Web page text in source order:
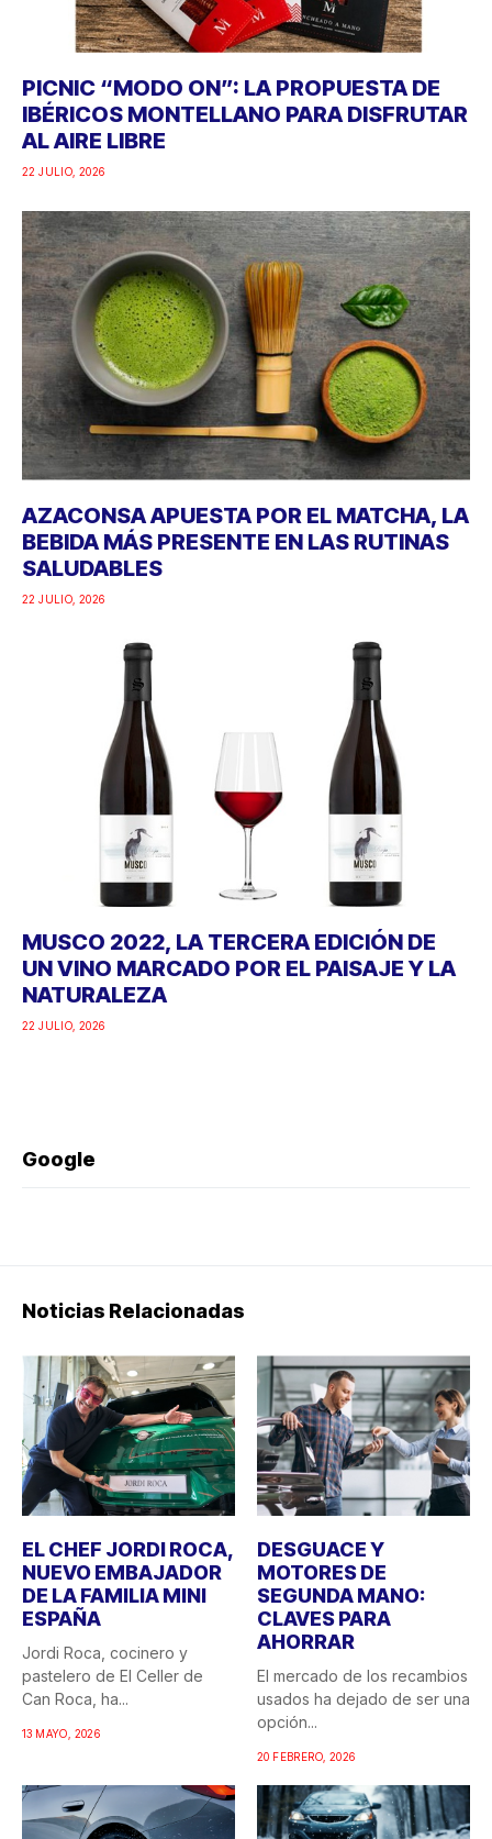
PICNIC “MODO ON”: LA PROPUESTA DE
IBÉRICOS MONTELLANO PARA DISFRUTAR
AL AIRE LIBRE
22 JULIO, 2026
AZACONSA APUESTA POR EL MATCHA, LA
BEBIDA MÁS PRESENTE EN LAS RUTINAS
SALUDABLES
22 JULIO, 2026
MUSCO 2022, LA TERCERA EDICIÓN DE
UN VINO MARCADO POR EL PAISAJE Y LA
NATURALEZA
22 JULIO, 2026
Google
Noticias Relacionadas
EL CHEF JORDI ROCA,
NUEVO EMBAJADOR
DE LA FAMILIA MINI
ESPAÑA
Jordi Roca, cocinero y
pastelero de El Celler de
Can Roca, ha...
13 MAYO, 2026
DESGUACE Y
MOTORES DE
SEGUNDA MANO:
CLAVES PARA
AHORRAR
El mercado de los recambios
usados ha dejado de ser una
opción...
20 FEBRERO, 2026